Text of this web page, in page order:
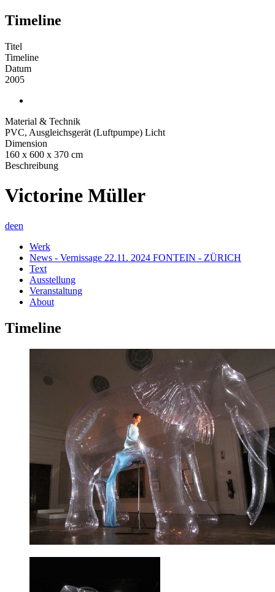
Timeline
Titel
Timeline
Datum
2005
Material & Technik
PVC, Ausgleichsgerät (Luftpumpe) Licht
Dimension
160 x 600 x 370 cm
Beschreibung
Victorine Müller
deen
Werk
News - Vernissage 22.11. 2024 FONTEIN - ZÜRICH
Text
Ausstellung
Veranstaltung
About
Timeline